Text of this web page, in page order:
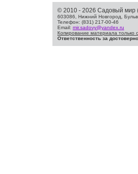
© 2010 - 2026 Садовый
603086, Нижний Новгород,
Телефон: (831) 217-00-46
Email: mir.sadovy@yandex.ru
Копирование материала только
Ответственность за